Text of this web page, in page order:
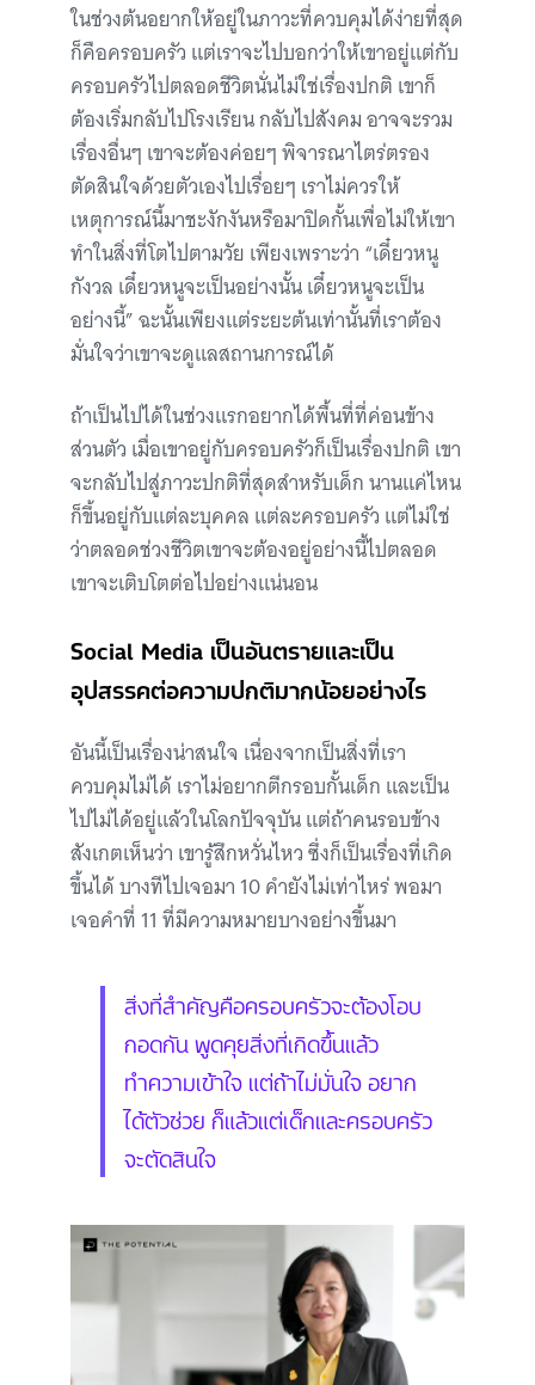
ในช่วงต้นอยากให้อยู่ในภาวะที่ควบคุมได้ง่ายที่สุด
ก็คือครอบครัว แต่เราจะไปบอกว่าให้เขาอยู่แต่กับ
ครอบครัวไปตลอดชีวิตนั่นไม่ใช่เรื่องปกติ เขาก็
ต้องเริ่มกลับไปโรงเรียน กลับไปสังคม อาจจะรวม
เรื่องอื่นๆ เขาจะต้องค่อยๆ พิจารณาไตร่ตรอง
ตัดสินใจด้วยตัวเองไปเรื่อยๆ เราไม่ควรให้
เหตุการณ์นี้มาชะงักงันหรือมาปิดกั้นเพื่อไม่ให้เขา
ทำในสิ่งที่โตไปตามวัย เพียงเพราะว่า “เดี๋ยวหนู
กังวล เดี๋ยวหนูจะเป็นอย่างนั้น เดี๋ยวหนูจะเป็น
อย่างนี้” ฉะนั้นเพียงแต่ระยะต้นเท่านั้นที่เราต้อง
มั่นใจว่าเขาจะดูแลสถานการณ์ได้
ถ้าเป็นไปได้ในช่วงแรกอยากได้พื้นที่ที่ค่อนข้าง
ส่วนตัว เมื่อเขาอยู่กับครอบครัวก็เป็นเรื่องปกติ เขา
จะกลับไปสู่ภาวะปกติที่สุดสำหรับเด็ก นานแค่ไหน
ก็ขึ้นอยู่กับแต่ละบุคคล แต่ละครอบครัว แต่ไม่ใช่
ว่าตลอดช่วงชีวิตเขาจะต้องอยู่อย่างนี้ไปตลอด
เขาจะเติบโตต่อไปอย่างแน่นอน
Social Media เป็นอันตรายและเป็น
อุปสรรคต่อความปกติมากน้อยอย่างไร
อันนี้เป็นเรื่องน่าสนใจ เนื่องจากเป็นสิ่งที่เรา
ควบคุมไม่ได้ เราไม่อยากตีกรอบกั้นเด็ก และเป็น
ไปไม่ได้อยู่แล้วในโลกปัจจุบัน แต่ถ้าคนรอบข้าง
สังเกตเห็นว่า เขารู้สึกหวั่นไหว ซึ่งก็เป็นเรื่องที่เกิด
ขึ้นได้ บางทีไปเจอมา 10 คำยังไม่เท่าไหร่ พอมา
เจอคำที่ 11 ที่มีความหมายบางอย่างขึ้นมา
สิ่งที่สำคัญคือครอบครัวจะต้องโอบ
กอดกัน พูดคุยสิ่งที่เกิดขึ้นแล้ว
ทำความเข้าใจ แต่ถ้าไม่มั่นใจ อยาก
ได้ตัวช่วย ก็แล้วแต่เด็กและครอบครัว
จะตัดสินใจ